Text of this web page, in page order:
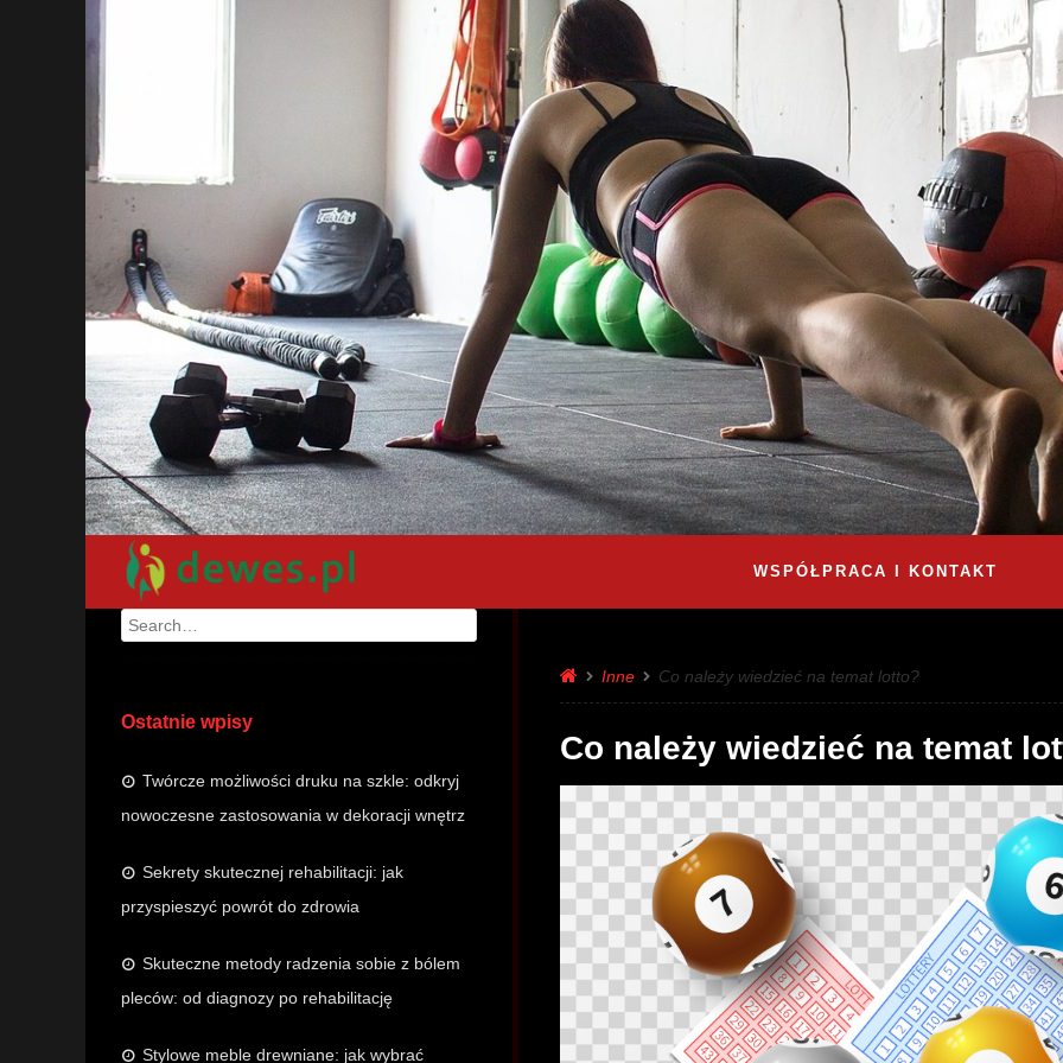
WSPÓŁPRACA I KONTAKT
Search
Ostatnie wpisy
Twórcze możliwości druku na szkle: odkryj
nowoczesne zastosowania w dekoracji wnętrz
Sekrety skutecznej rehabilitacji: jak
przyspieszyć powrót do zdrowia
Skuteczne metody radzenia sobie z bólem
pleców: od diagnozy po rehabilitację
Stylowe meble drewniane: jak wybrać
Inne Co należy wiedzieć na temat lotto?
Co należy wiedzieć na temat